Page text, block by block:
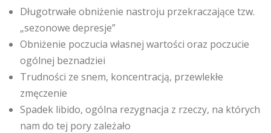
Długotrwałe obniżenie nastroju przekraczające tzw.
„sezonowe depresje”
Obniżenie poczucia własnej wartości oraz poczucie
ogólnej beznadziei
Trudności ze snem, koncentracją, przewlekłe
zmęczenie
Spadek libido, ogólna rezygnacja z rzeczy, na których
nam do tej pory zależało